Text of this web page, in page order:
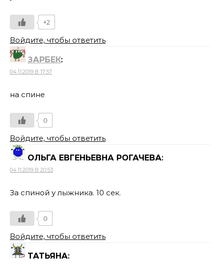
+2
Войдите, чтобы ответить
ЗАРБЕК:
04.11.2019 В 17:57
на спине
0
Войдите, чтобы ответить
ОЛЬГА ЕВГЕНЬЕВНА РОГАЧЕВА:
04.11.2019 В 20:53
За спиной у лыжника. 10 сек.
0
Войдите, чтобы ответить
ТАТЬЯНА: